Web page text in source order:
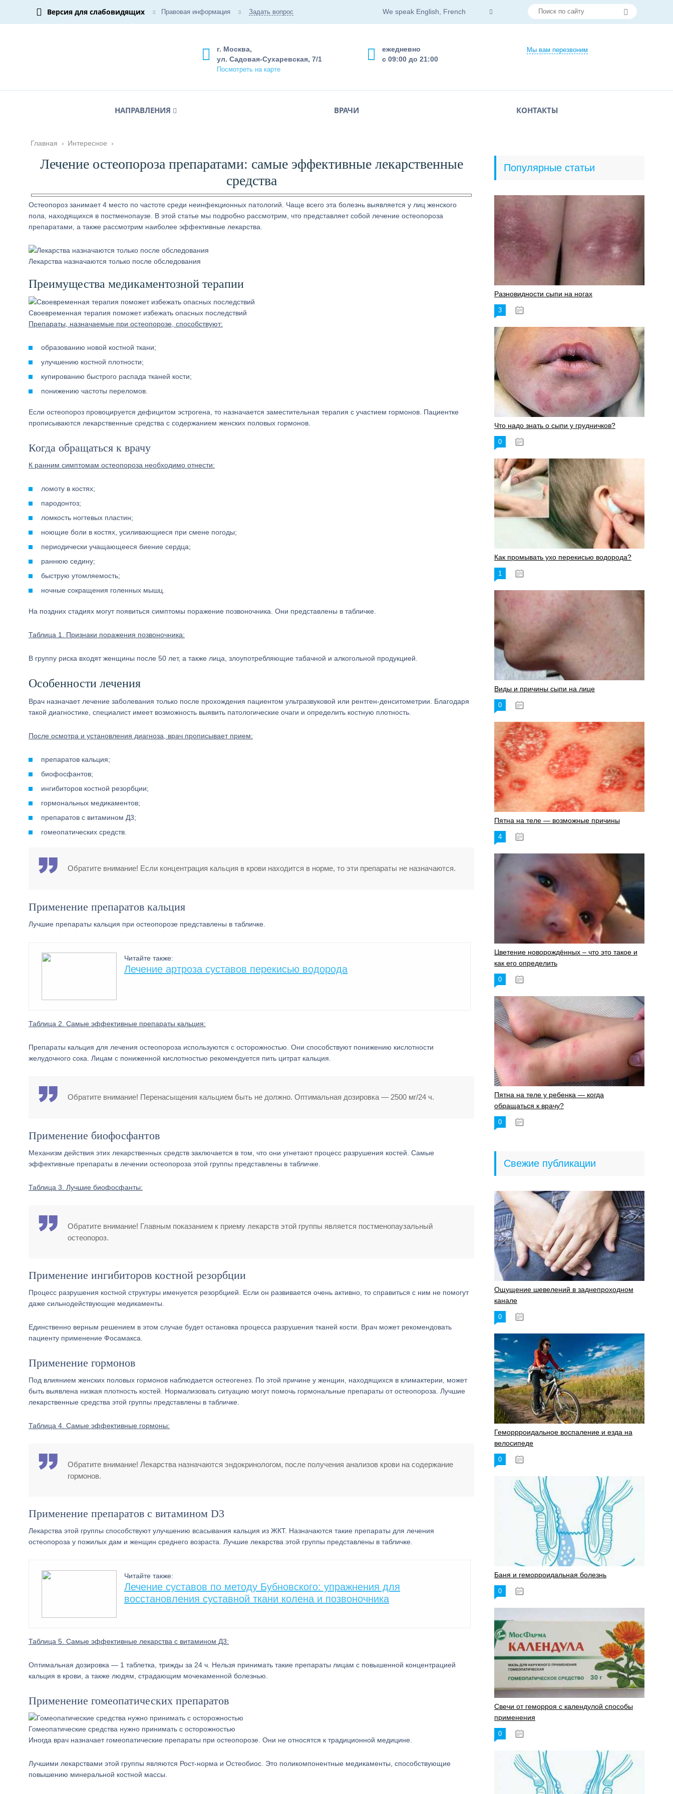
Версия для слабовидящих Правовая информация Задать вопрос We speak English, French
Мы вам перезвоним
ежедневно
с 09:00 до 21:00
г. Москва,
ул. Садовая-Сухаревская, 7/1
Посмотреть на карте
НАПРАВЛЕНИЯ ВРАЧИ КОНТАКТЫ
Главная › Интересное ›
Лечение остеопороза препаратами: самые эффективные лекарственные
средства
Остеопороз занимает 4 место по частоте среди неинфекционных патологий. Чаще всего эта болезнь выявляется у лиц женского
пола, находящихся в постменопаузе. В этой статье мы подробно рассмотрим, что представляет собой лечение остеопороза
препаратами, а также рассмотрим наиболее эффективные лекарства.
Лекарства назначаются только после обследования
Преимущества медикаментозной терапии
Своевременная терапия поможет избежать опасных последствий
Препараты, назначаемые при остеопорозе, способствуют:
образованию новой костной ткани;
улучшению костной плотности;
купированию быстрого распада тканей кости;
понижению частоты переломов.
Если остеопороз провоцируется дефицитом эстрогена, то назначается заместительная терапия с участием гормонов. Пациентке
прописываются лекарственные средства с содержанием женских половых гормонов.
Когда обращаться к врачу
К ранним симптомам остеопороза необходимо отнести:
ломоту в костях;
пародонтоз;
ломкость ногтевых пластин;
ноющие боли в костях, усиливающиеся при смене погоды;
периодически учащающееся биение сердца;
раннюю седину;
быструю утомляемость;
ночные сокращения голенных мышц.
На поздних стадиях могут появиться симптомы поражение позвоночника. Они представлены в табличке.
Таблица 1. Признаки поражения позвоночника:
В группу риска входят женщины после 50 лет, а также лица, злоупотребляющие табачной и алкогольной продукцией.
Особенности лечения
Врач назначает лечение заболевания только после прохождения пациентом ультразвуковой или рентген-денситометрии. Благодаря
такой диагностике, специалист имеет возможность выявить патологические очаги и определить костную плотность.
После осмотра и установления диагноза, врач прописывает прием:
препаратов кальция;
биофосфантов;
ингибиторов костной резорбции;
гормональных медикаментов;
препаратов с витамином Д3;
гомеопатических средств.
Обратите внимание! Если концентрация кальция в крови находится в норме, то эти препараты не назначаются.
Применение препаратов кальция
Лучшие препараты кальция при остеопорозе представлены в табличке.
Читайте также:
Лечение артроза суставов перекисью водорода
Таблица 2. Самые эффективные препараты кальция:
Препараты кальция для лечения остеопороза используются с осторожностью. Они способствуют понижению кислотности
желудочного сока. Лицам с пониженной кислотностью рекомендуется пить цитрат кальция.
Обратите внимание! Перенасыщения кальцием быть не должно. Оптимальная дозировка — 2500 мг/24 ч.
Применение биофосфантов
Механизм действия этих лекарственных средств заключается в том, что они угнетают процесс разрушения костей. Самые
эффективные препараты в лечении остеопороза этой группы представлены в табличке.
Таблица 3. Лучшие биофосфанты:
Обратите внимание! Главным показанием к приему лекарств этой группы является постменопаузальный
остеопороз.
Применение ингибиторов костной резорбции
Процесс разрушения костной структуры именуется резорбцией. Если он развивается очень активно, то справиться с ним не помогут
даже сильнодействующие медикаменты.
Единственно верным решением в этом случае будет остановка процесса разрушения тканей кости. Врач может рекомендовать
пациенту применение Фосамакса.
Применение гормонов
Под влиянием женских половых гормонов наблюдается остеогенез. По этой причине у женщин, находящихся в климактерии, может
быть выявлена низкая плотность костей. Нормализовать ситуацию могут помочь гормональные препараты от остеопороза. Лучшие
лекарственные средства этой группы представлены в табличке.
Таблица 4. Самые эффективные гормоны:
Обратите внимание! Лекарства назначаются эндокринологом, после получения анализов крови на содержание
гормонов.
Применение препаратов с витамином D3
Лекарства этой группы способствуют улучшению всасывания кальция из ЖКТ. Назначаются такие препараты для лечения
остеопороза у пожилых дам и женщин среднего возраста. Лучшие лекарства этой группы представлены в табличке.
Читайте также:
Лечение суставов по методу Бубновского: упражнения для
восстановления суставной ткани колена и позвоночника
Таблица 5. Самые эффективные лекарства с витамином Д3:
Оптимальная дозировка — 1 таблетка, трижды за 24 ч. Нельзя принимать такие препараты лицам с повышенной концентрацией
кальция в крови, а также людям, страдающим мочекаменной болезнью.
Применение гомеопатических препаратов
Гомеопатические средства нужно принимать с осторожностью
Иногда врач назначает гомеопатические препараты при остеопорозе. Они не относятся к традиционной медицине.
Лучшими лекарствами этой группы являются Рост-норма и Остеобиос. Это поликомпонентные медикаменты, способствующие
повышению минеральной костной массы.
Популярные статьи
Разновидности сыпи на ногах
3
Что надо знать о сыпи у грудничков?
0
Как промывать ухо перекисью водорода?
1
Виды и причины сыпи на лице
0
Пятна на теле — возможные причины
4
Цветение новорождённых – что это такое и
как его определить
0
Пятна на теле у ребенка — когда
обращаться к врачу?
0
Свежие публикации
Ощущение шевелений в заднепроходном
канале
0
Геморрроидальное воспаление и езда на
велосипеде
0
Баня и геморроидальная болезнь
0
Свечи от геморроя с календулой способы
применения
0